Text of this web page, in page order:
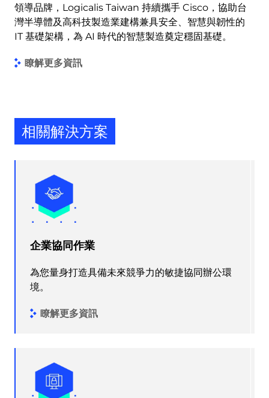
領導品牌，Logicalis Taiwan 持續攜手 Cisco，協助台
灣半導體及高科技製造業建構兼具安全、智慧與韌性的
IT 基礎架構，為 AI 時代的智慧製造奠定穩固基礎。
瞭解更多資訊
相關解決方案
企業協同作業
為您量身打造具備未來競爭力的敏捷協同辦公環
境。
瞭解更多資訊